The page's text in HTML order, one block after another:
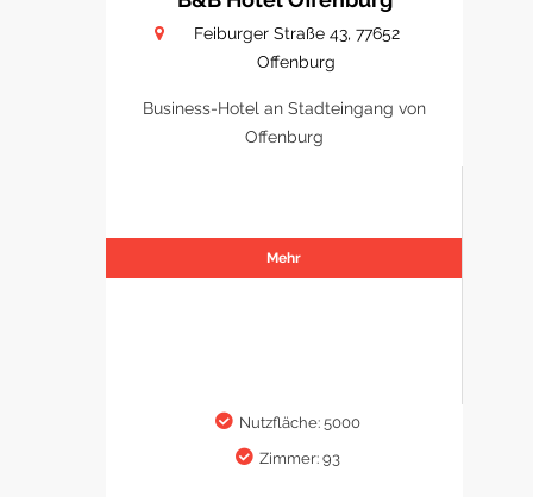
Feiburger Straße 43, 77652
Offenburg
Business-Hotel an Stadteingang von
Offenburg
Mehr
Nutzfläche: 5000
Zimmer: 93